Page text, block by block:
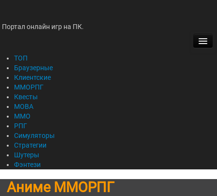
Портал онлайн игр на ПК.
БРАУЗЕРНЫЕ
КЛИЕНТСКИЕ
ММОРПГ
MOBA
ММО
РПГ
ТОП
Браузерные
Клиентские
ММОРПГ
Квесты
MOBA
ММО
РПГ
Симуляторы
Стратегии
Шутеры
Фэнтези
Аниме ММОРПГ